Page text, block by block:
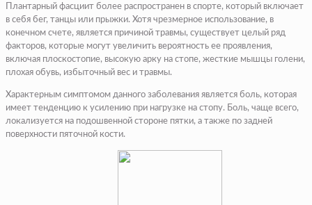
Плантарный фасциит более распространен в спорте, который включает
в себя бег, танцы или прыжки. Хотя чрезмерное использование, в
конечном счете, является причиной травмы, существует целый ряд
факторов, которые могут увеличить вероятность ее проявления,
включая плоскостопие, высокую арку на стопе, жесткие мышцы голени,
плохая обувь, избыточный вес и травмы.
Характерным симптомом данного заболевания является боль, которая
имеет тенденцию к усилению при нагрузке на стопу. Боль, чаще всего,
локализуется на подошвенной стороне пятки, а также по задней
поверхности пяточной кости.